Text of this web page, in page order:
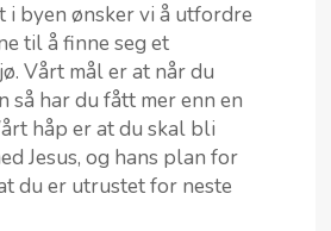
i byen ønsker vi å utfordre
til å finne seg et
Vårt mål er at når du
så har du fått mer enn en
håp er at du skal bli
Jesus, og hans plan for
du er utrustet for neste